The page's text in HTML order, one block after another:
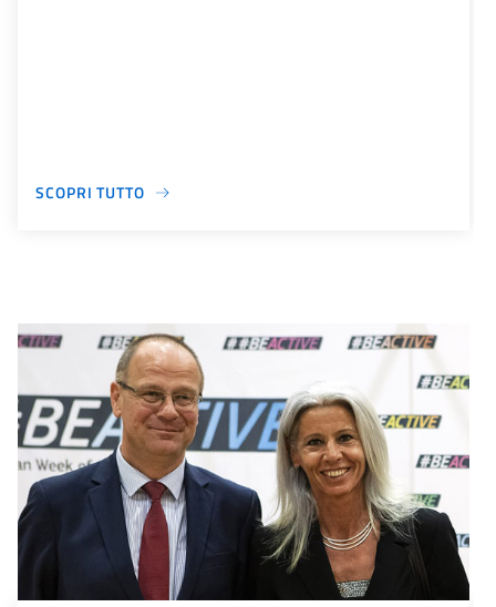
SCOPRI TUTTO